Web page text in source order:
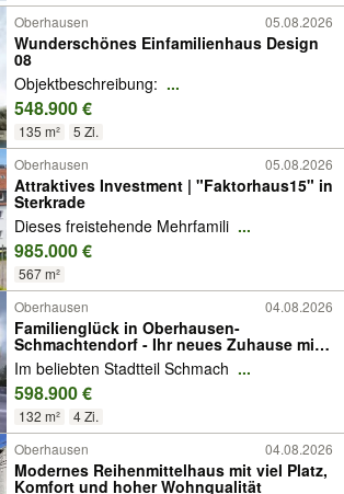
Oberhausen 05.08.2026
Wunderschönes Einfamilienhaus Design
08
Objektbeschreibung: ...
548.900 €
135 m² 5 Zi.
Oberhausen 05.08.2026
Attraktives Investment | "Faktorhaus15" in
Sterkrade
Dieses freistehende Mehrfamili ...
985.000 €
567 m²
Oberhausen 04.08.2026
Familienglück in Oberhausen-
Schmachtendorf - Ihr neues Zuhause mit
Freiraum
Im beliebten Stadtteil Schmach ...
598.900 €
132 m² 4 Zi.
Oberhausen 04.08.2026
Modernes Reihenmittelhaus mit viel Platz,
Komfort und hoher Wohnqualität